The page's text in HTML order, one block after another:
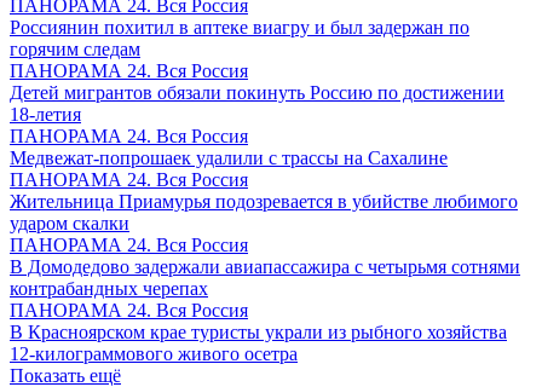
ПАНОРАМА 24. Вся Россия
Россиянин похитил в аптеке виагру и был задержан по
горячим следам
ПАНОРАМА 24. Вся Россия
Детей мигрантов обязали покинуть Россию по достижении
18-летия
ПАНОРАМА 24. Вся Россия
Медвежат-попрошаек удалили с трассы на Сахалине
ПАНОРАМА 24. Вся Россия
Жительница Приамурья подозревается в убийстве любимого
ударом скалки
ПАНОРАМА 24. Вся Россия
В Домодедово задержали авиапассажира с четырьмя сотнями
контрабандных черепах
ПАНОРАМА 24. Вся Россия
В Красноярском крае туристы украли из рыбного хозяйства
12-килограммового живого осетра
Показать ещё